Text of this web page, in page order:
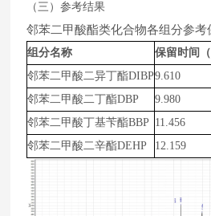
（三）参考结果
邻苯二甲酸酯类化合物各组分参考
组分名称 保留时间（
邻苯二甲酸二异丁酯DIBP9.610
邻苯二甲酸二丁酯DBP
9.980
邻苯二甲酸丁基苄酯BBP 11.456
邻苯二甲酸二辛酯DEHP
12.159